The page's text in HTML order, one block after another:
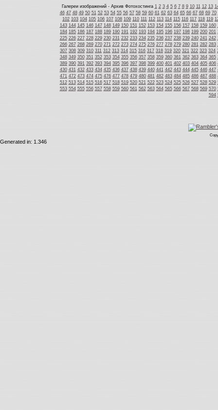
Галереи изображений - Архив Фотохостинга 1 2 3 4 5 6 7 8 9 10 11 12 13
46 47 48 49 50 51 52 53 54 55 56 57 58 59 60 61 62 63 64 65 66 67 68 69 70
102 103 104 105 106 107 108 109 110 111 112 113 114 115 116 117 118 119
143 144 145 146 147 148 149 150 151 152 153 154 155 156 157 158 159 160
184 185 186 187 188 189 190 191 192 193 194 195 196 197 198 199 200 201
225 226 227 228 229 230 231 232 233 234 235 236 237 238 239 240 241 242
266 267 268 269 270 271 272 273 274 275 276 277 278 279 280 281 282 283
307 308 309 310 311 312 313 314 315 316 317 318 319 320 321 322 323 324
348 349 350 351 352 353 354 355 356 357 358 359 360 361 362 363 364 365
389 390 391 392 393 394 395 396 397 398 399 400 401 402 403 404 405 406
430 431 432 433 434 435 436 437 438 439 440 441 442 443 444 445 446 447
471 472 473 474 475 476 477 478 479 480 481 482 483 484 485 486 487 488
512 513 514 515 516 517 518 519 520 521 522 523 524 525 526 527 528 529
553 554 555 556 557 558 559 560 561 562 563 564 565 566 567 568 569 570
594
Generated in: 1.346